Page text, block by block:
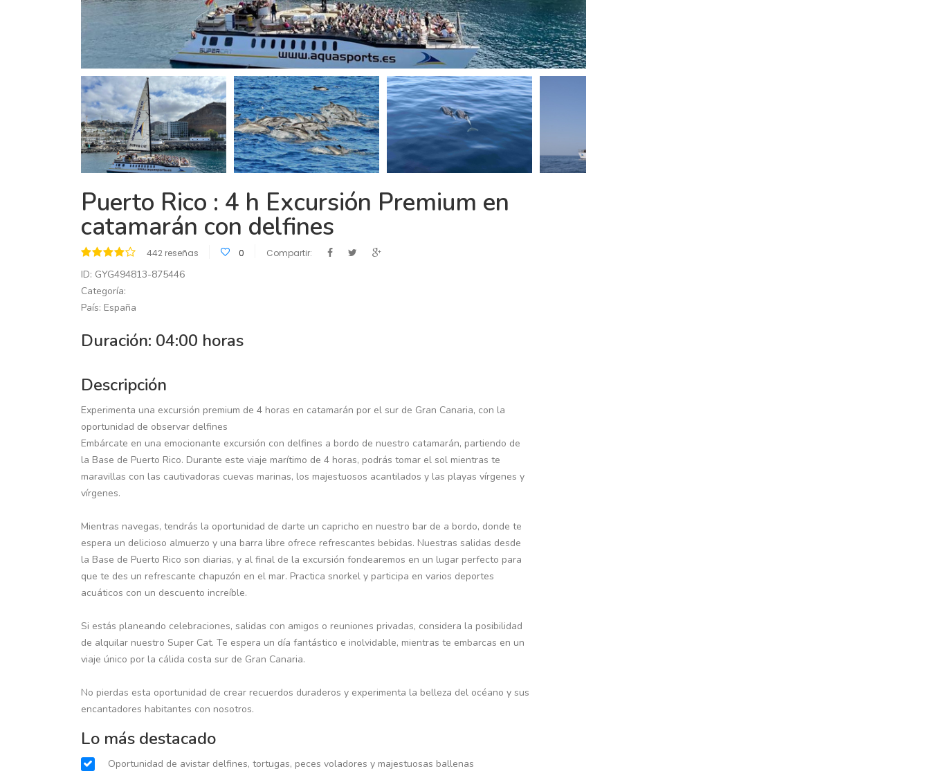
Puerto Rico : 4 h Excursión Premium en
catamarán con delfines
442 reseñas 0 Compartir:
ID: GYG494813-875446
Categoría:
País: España
Duración: 04:00 horas
Descripción
Experimenta una excursión premium de 4 horas en catamarán por el sur de Gran Canaria, con la
oportunidad de observar delfines
Embárcate en una emocionante excursión con delfines a bordo de nuestro catamarán, partiendo de
la Base de Puerto Rico. Durante este viaje marítimo de 4 horas, podrás tomar el sol mientras te
maravillas con las cautivadoras cuevas marinas, los majestuosos acantilados y las playas vírgenes y
vírgenes.
Mientras navegas, tendrás la oportunidad de darte un capricho en nuestro bar de a bordo, donde te
espera un delicioso almuerzo y una barra libre ofrece refrescantes bebidas. Nuestras salidas desde
la Base de Puerto Rico son diarias, y al final de la excursión fondearemos en un lugar perfecto para
que te des un refrescante chapuzón en el mar. Practica snorkel y participa en varios deportes
acuáticos con un descuento increíble.
Si estás planeando celebraciones, salidas con amigos o reuniones privadas, considera la posibilidad
de alquilar nuestro Super Cat. Te espera un día fantástico e inolvidable, mientras te embarcas en un
viaje único por la cálida costa sur de Gran Canaria.
No pierdas esta oportunidad de crear recuerdos duraderos y experimenta la belleza del océano y sus
encantadores habitantes con nosotros.
Lo más destacado
Oportunidad de avistar delfines, tortugas, peces voladores y majestuosas ballenas